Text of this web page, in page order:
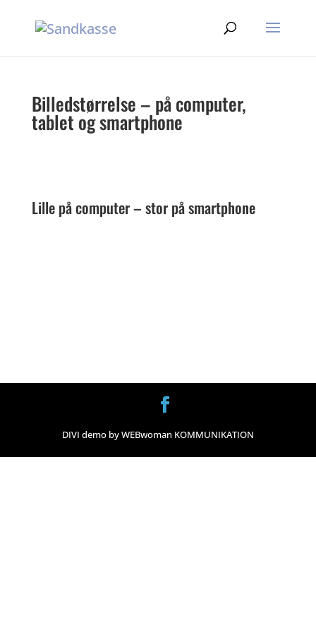
Billedstørrelse – på computer,
tablet og smartphone
Lille på computer – stor på smartphone
DIVI demo by WEBwoman KOMMUNIKATION